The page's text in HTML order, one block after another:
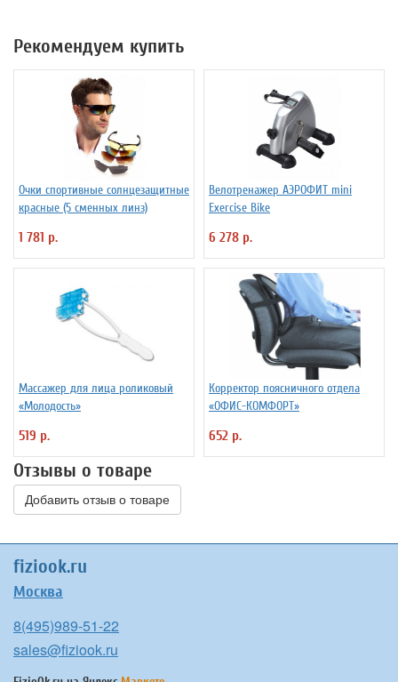
Рекомендуем купить
Очки спортивные солнцезащитные
красные (5 сменных линз)
1 781 р.
Велотренажер АЭРОФИТ mini
Exercise Bike
6 278 р.
Массажер для лица роликовый
«Молодость»
519 р.
Корректор поясничного отдела
«ОФИС-КОМФОРТ»
652 р.
Отзывы о товаре
Добавить отзыв о товаре
fiziook.ru
Москва
8(495)989-51-22
sales@fiziook.ru